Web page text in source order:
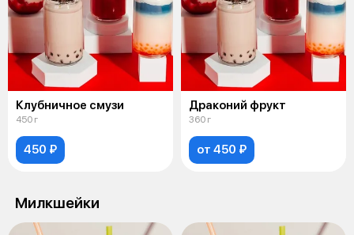
Клубничное смузи
450 г
450 ₽
Драконий фрукт
360 г
от 450 ₽
Милкшейки